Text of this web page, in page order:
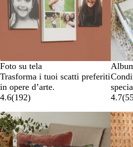
Foto su tela
Trasforma i tuoi scatti preferiti
in opere d’arte.
4.6(192)
4.7(
Nuove opzioni